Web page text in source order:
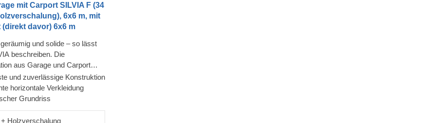
mit Carport SILVIA F (34
6x6 m, mit
(direkt davor) 6x6 m
und solide – so lässt
beschreiben. Die
aus Garage und Carport
Flexibilität und Komfort, denn
für jedes Fahrzeug den
wählen oder den
Die innenliegende Garage
und zuverlässige Konstruktion
horizontale Verkleidung
Grundriss
Holzverschalung